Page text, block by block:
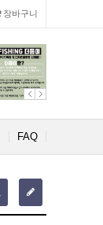
장바구니
FAQ